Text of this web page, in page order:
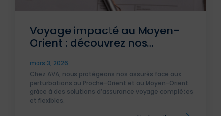
Voyage impacté au Moyen-
Orient : découvrez nos
mars 3, 2026
Chez AVA, nous protégeons nos assurés face aux
perturbations au Proche-Orient et au Moyen-Orient
grâce à des solutions d’assurance voyage complètes
et flexibles.